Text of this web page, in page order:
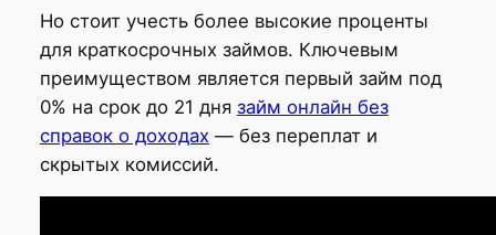
Но стоит учесть более высокие проценты
для краткосрочных займов. Ключевым
преимуществом является первый займ под
0% на срок до 21 дня займ онлайн без
справок о доходах — без переплат и
скрытых комиссий.